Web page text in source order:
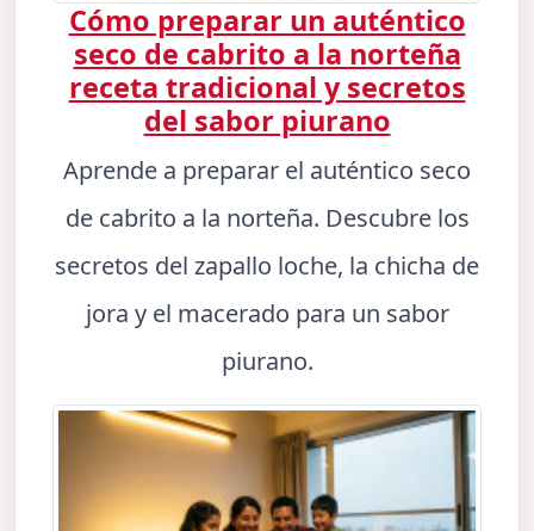
Cómo preparar un auténtico
seco de cabrito a la norteña
receta tradicional y secretos
del sabor piurano
Aprende a preparar el auténtico seco
de cabrito a la norteña. Descubre los
secretos del zapallo loche, la chicha de
jora y el macerado para un sabor
piurano.